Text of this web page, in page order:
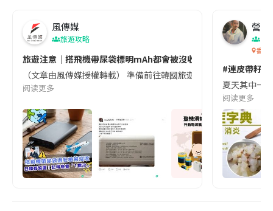
風傳媒
旅遊攻略
旅遊注意｜搭飛機帶尿袋標明mAh都會被沒收😱出發前切記檢查
（文章由風傳媒授權轉載） 準備前往韓國旅遊的民眾，近期要
阅读更多
營養
香港
#連皮帶籽
夏天其中一
阅读更多